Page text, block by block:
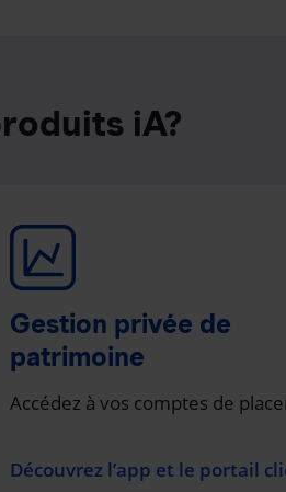
iA?
Gestion privée de
patrimoine
Accédez à vos comptes de
Découvrez l’app et le portail